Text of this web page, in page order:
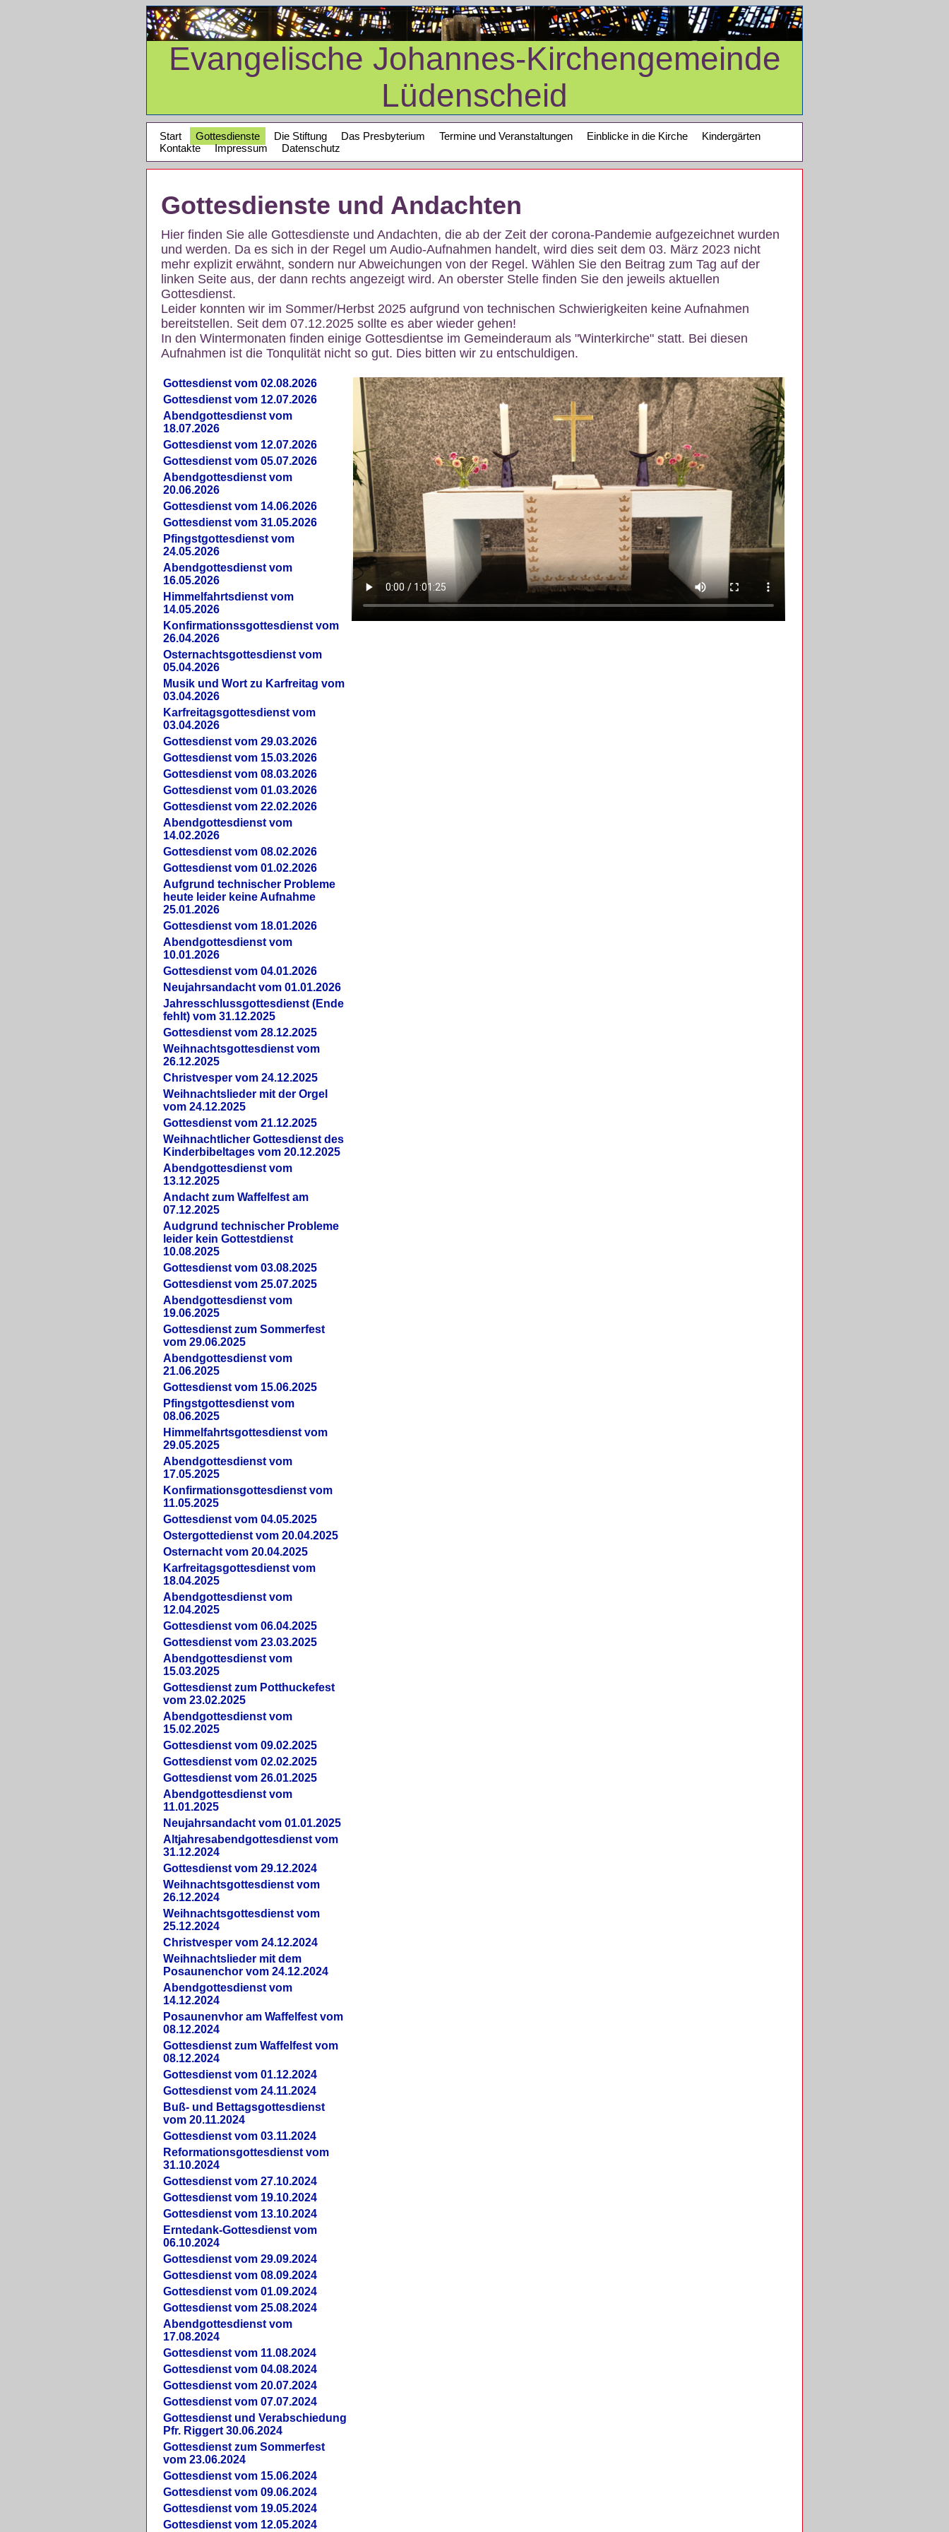
Evangelische Johannes-Kirchengemeinde
Lüdenscheid
Start Gottesdienste Die Stiftung Das Presbyterium Termine und Veranstaltungen Einblicke in die Kirche
Kindergärten
Kontakte
Impressum Datenschutz
Gottesdienste und Andachten
Hier finden Sie alle Gottesdienste und Andachten, die ab der Zeit der corona-Pandemie aufgezeichnet wurden
und werden. Da es sich in der Regel um Audio-Aufnahmen handelt, wird dies seit dem 03. März 2023 nicht
mehr explizit erwähnt, sondern nur Abweichungen von der Regel. Wählen Sie den Beitrag zum Tag auf der
linken Seite aus, der dann rechts angezeigt wird. An oberster Stelle finden Sie den jeweils aktuellen
Gottesdienst.
Leider konnten wir im Sommer/Herbst 2025 aufgrund von technischen Schwierigkeiten keine Aufnahmen
bereitstellen. Seit dem 07.12.2025 sollte es aber wieder gehen!
In den Wintermonaten finden einige Gottesdientse im Gemeinderaum als "Winterkirche" statt. Bei diesen
Aufnahmen ist die Tonqulität nicht so gut. Dies bitten wir zu entschuldigen.
Gottesdienst vom 02.08.2026
Gottesdienst vom 12.07.2026
Abendgottesdienst vom
18.07.2026
Gottesdienst vom 12.07.2026
Gottesdienst vom 05.07.2026
Abendgottesdienst vom
20.06.2026
Gottesdienst vom 14.06.2026
Gottesdienst vom 31.05.2026
Pfingstgottesdienst vom
24.05.2026
Abendgottesdienst vom
16.05.2026
Himmelfahrtsdienst vom
14.05.2026
Konfirmationssgottesdienst vom
26.04.2026
Osternachtsgottesdienst vom
05.04.2026
Musik und Wort zu Karfreitag vom
03.04.2026
Karfreitagsgottesdienst vom
03.04.2026
Gottesdienst vom 29.03.2026
Gottesdienst vom 15.03.2026
Gottesdienst vom 08.03.2026
Gottesdienst vom 01.03.2026
Gottesdienst vom 22.02.2026
Abendgottesdienst vom
14.02.2026
Gottesdienst vom 08.02.2026
Gottesdienst vom 01.02.2026
Aufgrund technischer Probleme
heute leider keine Aufnahme
25.01.2026
Gottesdienst vom 18.01.2026
Abendgottesdienst vom
10.01.2026
Gottesdienst vom 04.01.2026
Neujahrsandacht vom 01.01.2026
Jahresschlussgottesdienst (Ende
fehlt) vom 31.12.2025
Gottesdienst vom 28.12.2025
Weihnachtsgottesdienst vom
26.12.2025
Christvesper vom 24.12.2025
Weihnachtslieder mit der Orgel
vom 24.12.2025
Gottesdienst vom 21.12.2025
Weihnachtlicher Gottesdienst des
Kinderbibeltages vom 20.12.2025
Abendgottesdienst vom
13.12.2025
Andacht zum Waffelfest am
07.12.2025
Audgrund technischer Probleme
leider kein Gottestdienst
10.08.2025
Gottesdienst vom 03.08.2025
Gottesdienst vom 25.07.2025
Abendgottesdienst vom
19.06.2025
Gottesdienst zum Sommerfest
vom 29.06.2025
Abendgottesdienst vom
21.06.2025
Gottesdienst vom 15.06.2025
Pfingstgottesdienst vom
08.06.2025
Himmelfahrtsgottesdienst vom
29.05.2025
Abendgottesdienst vom
17.05.2025
Konfirmationsgottesdienst vom
11.05.2025
Gottesdienst vom 04.05.2025
Ostergottedienst vom 20.04.2025
Osternacht vom 20.04.2025
Karfreitagsgottesdienst vom
18.04.2025
Abendgottesdienst vom
12.04.2025
Gottesdienst vom 06.04.2025
Gottesdienst vom 23.03.2025
Abendgottesdienst vom
15.03.2025
Gottesdienst zum Potthuckefest
vom 23.02.2025
Abendgottesdienst vom
15.02.2025
Gottesdienst vom 09.02.2025
Gottesdienst vom 02.02.2025
Gottesdienst vom 26.01.2025
Abendgottesdienst vom
11.01.2025
Neujahrsandacht vom 01.01.2025
Altjahresabendgottesdienst vom
31.12.2024
Gottesdienst vom 29.12.2024
Weihnachtsgottesdienst vom
26.12.2024
Weihnachtsgottesdienst vom
25.12.2024
Christvesper vom 24.12.2024
Weihnachtslieder mit dem
Posaunenchor vom 24.12.2024
Abendgottesdienst vom
14.12.2024
Posaunenvhor am Waffelfest vom
08.12.2024
Gottesdienst zum Waffelfest vom
08.12.2024
Gottesdienst vom 01.12.2024
Gottesdienst vom 24.11.2024
Buß- und Bettagsgottesdienst
vom 20.11.2024
Gottesdienst vom 03.11.2024
Reformationsgottesdienst vom
31.10.2024
Gottesdienst vom 27.10.2024
Gottesdienst vom 19.10.2024
Gottesdienst vom 13.10.2024
Erntedank-Gottesdienst vom
06.10.2024
Gottesdienst vom 29.09.2024
Gottesdienst vom 08.09.2024
Gottesdienst vom 01.09.2024
Gottesdienst vom 25.08.2024
Abendgottesdienst vom
17.08.2024
Gottesdienst vom 11.08.2024
Gottesdienst vom 04.08.2024
Gottesdienst vom 20.07.2024
Gottesdienst vom 07.07.2024
Gottesdienst und Verabschiedung
Pfr. Riggert 30.06.2024
Gottesdienst zum Sommerfest
vom 23.06.2024
Gottesdienst vom 15.06.2024
Gottesdienst vom 09.06.2024
Gottesdienst vom 19.05.2024
Gottesdienst vom 12.05.2024